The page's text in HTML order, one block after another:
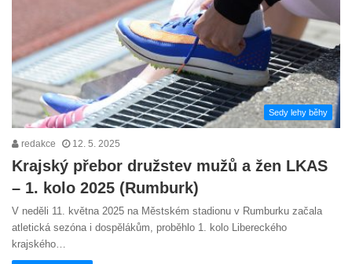
Sedy lehy běhy
redakce 12. 5. 2025
Krajský přebor družstev mužů a žen LKAS
– 1. kolo 2025 (Rumburk)
V neděli 11. května 2025 na Městském stadionu v Rumburku začala
atletická sezóna i dospělákům, proběhlo 1. kolo Libereckého
krajského…